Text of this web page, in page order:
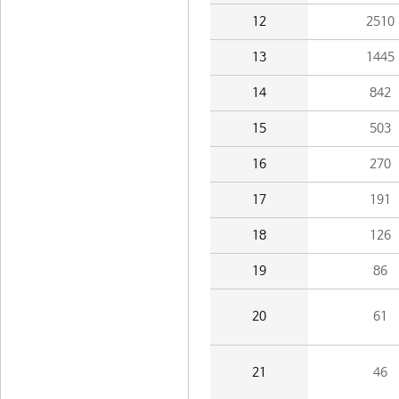
12 2510
13 1445
14 842
15 503
16 270
17 191
18 126
19 86
20 61
21 46